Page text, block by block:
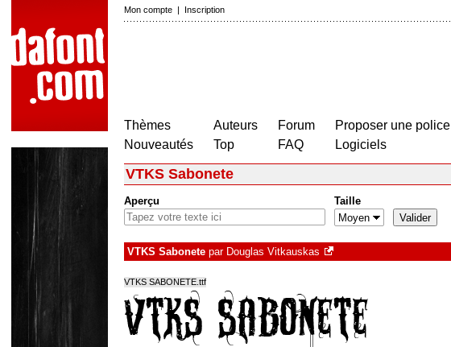
Mon compte | Inscription
Thèmes
Nouveautés
Auteurs
Top
Forum
FAQ
Proposer une police
Logiciels
VTKS Sabonete
Aperçu Taille
VTKS Sabonete par Douglas Vitkauskas
VTKS SABONETE.ttf